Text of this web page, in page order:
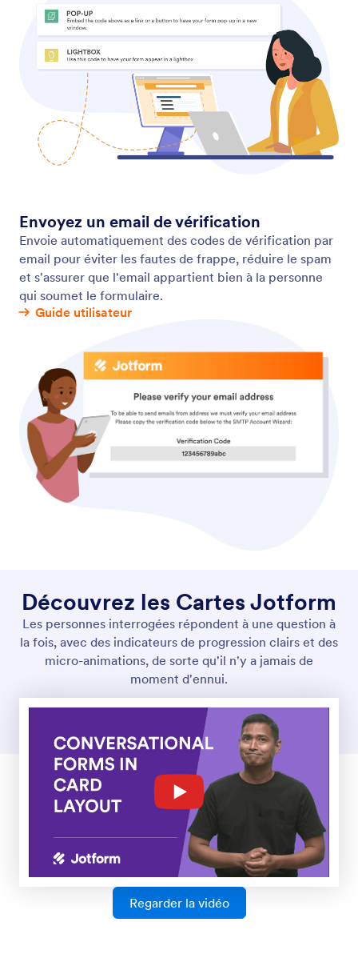
Formulaires responsive
Rendez vos formulaires en ligne faciles à remplir sur
codage.
Mode Kiosque
Utilisez le mode kiosque en ligne ou hors ligne pour
obtenir des soumissions de formulaires à la suite.
Personnaliser la page de remerciement
Vous souhaitez afficher une page de remerciement
après la soumission d’un formulaire ? Avec Jotform,
c’est un jeu d’enfant. Vous pouvez soit créer votre
propre page de remerciement personnalisée, soit
rediriger vos utilisateurs vers une page spécifique.